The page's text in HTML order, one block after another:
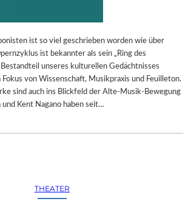
ist so viel geschrieben worden wie über
ist bekannter als sein „Ring des
unseres kulturellen Gedächtnisses
von Wissenschaft, Musikpraxis und Feuilleton.
sind auch ins Blickfeld der Alte-Musik-Bewegung
Kent Nagano haben seit…
THEATER